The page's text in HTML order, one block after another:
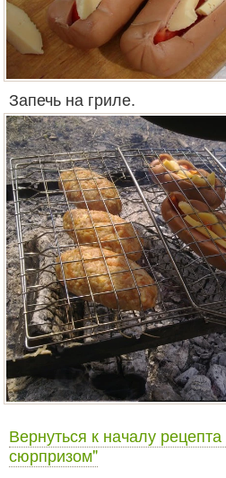
Запечь на гриле.
Вернуться к началу
сюрпризом"